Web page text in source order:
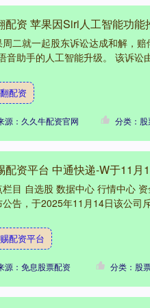
配资 苹果因Siri人工智能功
周二就一起股东诉讼达成和解，
音助手的人工智能升级。 该诉讼
配资
源：久久牛配资官网 分类：
配资平台 中通快递-W于11
目 自选股 数据中心 行情中心
公告，于2025年11月14日该公司
配资平台
源：免息股票配资 分类：股